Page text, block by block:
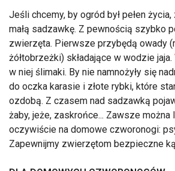
Jeśli chcemy, by ogród był pełen
małą sadzawkę. Z pewnością szybko
zwierzęta. Pierwsze przybędą owady
żółtobrzeżki) składające w wodzie
w niej ślimaki. By nie namnożyły się
do oczka karasie i złote rybki, które
ozdobą. Z czasem nad sadzawką
żaby, jeże, zaskrońce... Zawsze można
oczywiście na domowe czworonogi:
Zapewnijmy zwierzętom bezpieczne